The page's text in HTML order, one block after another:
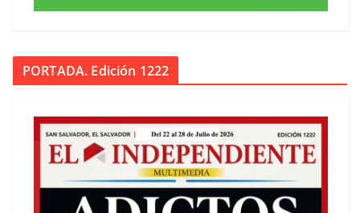
PORTADA. Edición 1222